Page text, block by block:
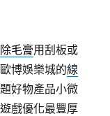
毛膏用刮板或
博娛樂城的線
好物產品小微
戲優化最豐厚